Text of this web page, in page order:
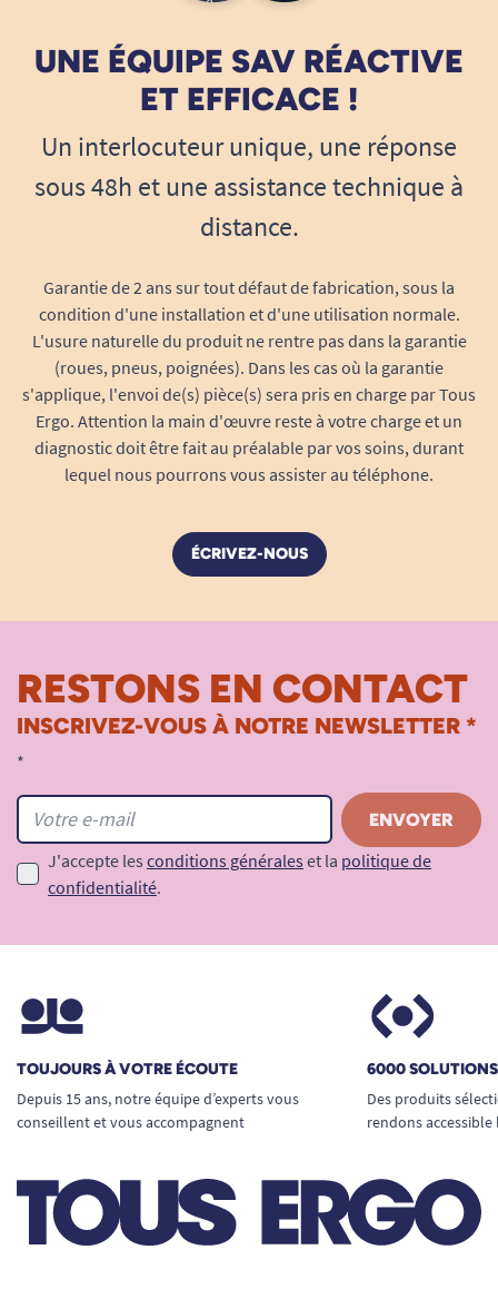
UNE ÉQUIPE SAV RÉACTIVE
ET EFFICACE !
Un interlocuteur unique, une réponse
sous 48h et une assistance technique à
distance.
Garantie de 2 ans sur tout défaut de fabrication, sous la
condition d'une installation et d'une utilisation normale.
L'usure naturelle du produit ne rentre pas dans la garantie
(roues, pneus, poignées). Dans les cas où la garantie
s'applique, l'envoi de(s) pièce(s) sera pris en charge par Tous
Ergo. Attention la main d'œuvre reste à votre charge et un
diagnostic doit être fait au préalable par vos soins, durant
lequel nous pourrons vous assister au téléphone.
ÉCRIVEZ-NOUS
RESTONS EN CONTACT
INSCRIVEZ-VOUS À NOTRE NEWSLETTER *
*
J'accepte les conditions générales et la politique de
confidentialité.
TOUJOURS À VOTRE ÉCOUTE
Depuis 15 ans, notre équipe d’experts vous
conseillent et vous accompagnent
6000
Des produits
rendons